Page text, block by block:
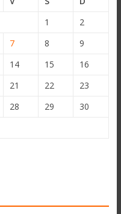
1
2
7 8
9
14 15
16
21 22
23
28 29
30